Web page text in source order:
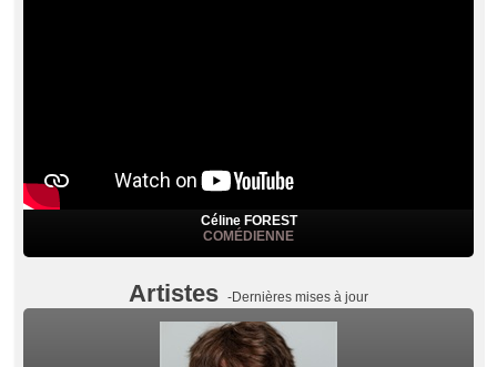
Céline FOREST
COMÉDIENNE
Artistes -Dernières mises à jour